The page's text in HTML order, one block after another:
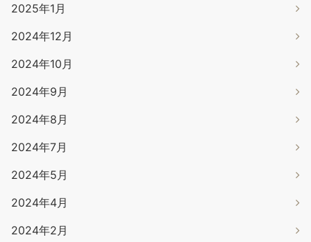
2025年1月
2024年12月
2024年10月
2024年9月
2024年8月
2024年7月
2024年5月
2024年4月
2024年2月